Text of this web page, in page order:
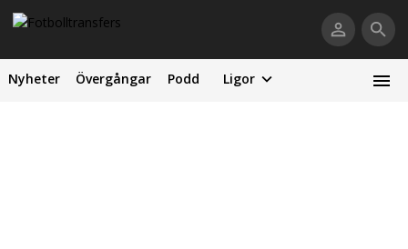
Nyheter Övergångar Podd Ligor